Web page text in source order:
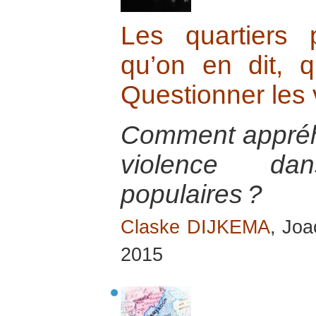
Les quartiers
qu’on en dit,
Questionner les
Comment
violence
populaires ?
Claske DIJKEMA,
2015